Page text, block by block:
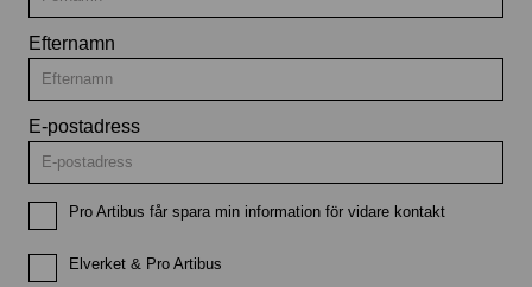
Efternamn
E-postadress
Pro Artibus får spara min information för vidare kontakt
Elverket & Pro Artibus